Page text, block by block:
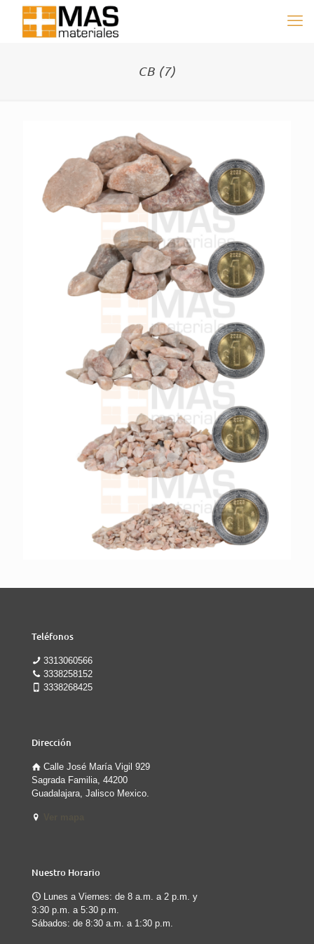
CB (7)
Teléfonos
3313060566
3338258152
3338268425
Dirección
Calle José María Vigil 929
Sagrada Familia, 44200
Guadalajara, Jalisco Mexico.
Nuestro Horario
Lunes a Viernes: de 8 a.m. a 2 p.m. y
3:30 p.m. a 5:30 p.m.
Sábados: de 8:30 a.m. a 1:30 p.m.